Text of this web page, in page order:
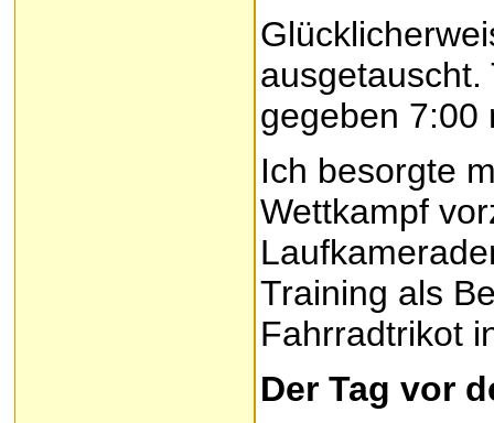
gegeben 7:00
Ich besorgte
Wettkampf
Training als
Fahrradtrikot
Der Tag vor